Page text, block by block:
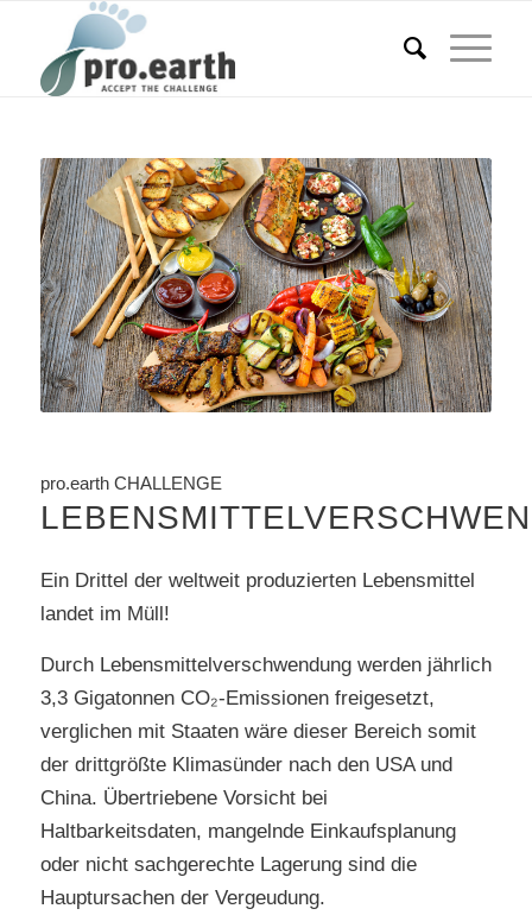
pro.earth CHALLENGE
Ein Drittel der weltweit produzierten Lebensmittel
landet im Müll!
Durch Lebensmittelverschwendung werden jährlich
3,3 Gigatonnen CO₂-Emissionen freigesetzt,
verglichen mit Staaten wäre dieser Bereich somit
der drittgrößte Klimasünder nach den USA und
China. Übertriebene Vorsicht bei
Haltbarkeitsdaten, mangelnde Einkaufsplanung
oder nicht sachgerechte Lagerung sind die
Hauptursachen der Vergeudung.